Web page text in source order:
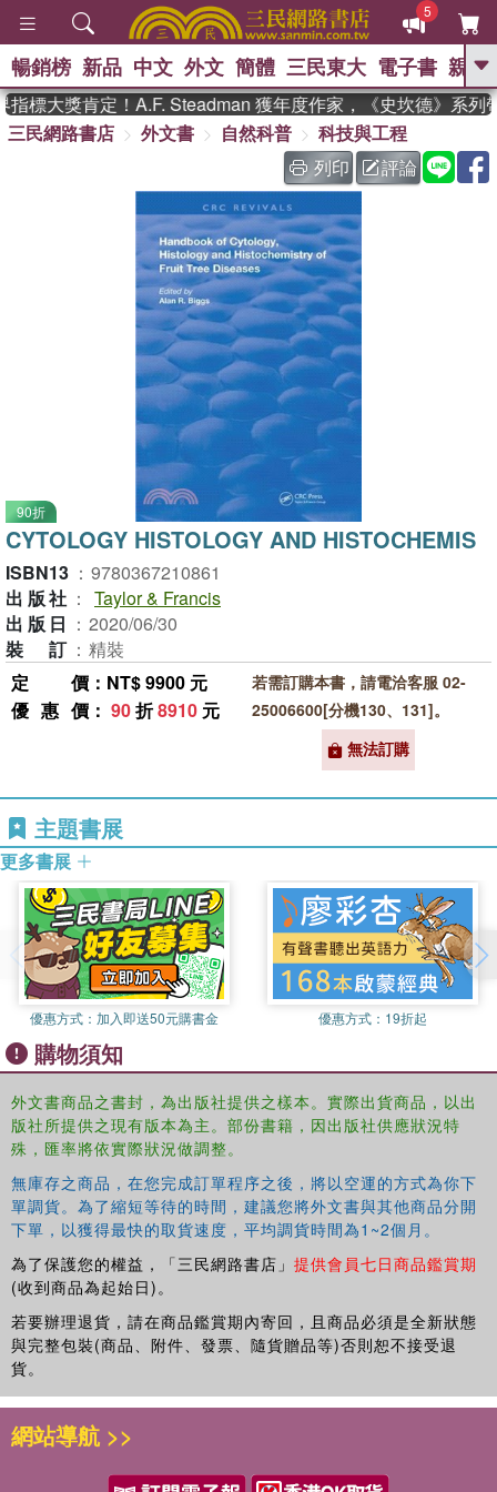
5
GO
熱搜： 東野圭吾 、 The Odyssey
、 如果歷史是一群喵 、 暑期
國際布克獎 臺灣漫遊錄 、 方
念華 、 台灣的李登輝時代
孩：黎曼猜想 、 偉大的迷走神經
暢銷榜 新品 中文 外文 簡體 三民東大 電子書 親子
標大獎肯定！A.F. Steadman 獲年度作家，《史坎德》系列
三民網路書店
外文書 自然科普
科技與工程
列印
評論
90折
CYTOLOGY HISTOLOGY AND HISTOCHEMIS
ISBN13 ： 9780367210861
出版社 ： Taylor & Francis
出版日 ： 2020/06/30
裝訂 ： 精裝
定價 ：NT$ 9900 元
優惠價 ： 90折8910 元
若需訂購本書，請電洽客服 02-
25006600[分機130、131]。
無法訂購
主題書展
更多書展
優惠方式： 加入即送50元購書金 優惠方式： 19折起
購物須知
外文書商品之書封，為出版社提供之樣本。實際出貨商品，以出
版社所提供之現有版本為主。部份書籍，因出版社供應狀況特
殊，匯率將依實際狀況做調整。
無庫存之商品，在您完成訂單程序之後，將以空運的方式為你下
單調貨。為了縮短等待的時間，建議您將外文書與其他商品分開
下單，以獲得最快的取貨速度，平均調貨時間為1~2個月。
為了保護您的權益，「三民網路書店」 提供會員七日商品鑑賞期
(收到商品為起始日)。
若要辦理退貨，請在商品鑑賞期內寄回，且商品必須是全新狀態
與完整包裝(商品、附件、發票、隨貨贈品等)否則恕不接受退
貨。
網站導航 >>